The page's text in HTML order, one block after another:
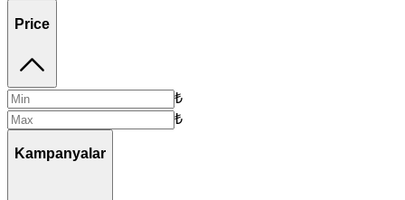
Price
₺
₺
Kampanyalar